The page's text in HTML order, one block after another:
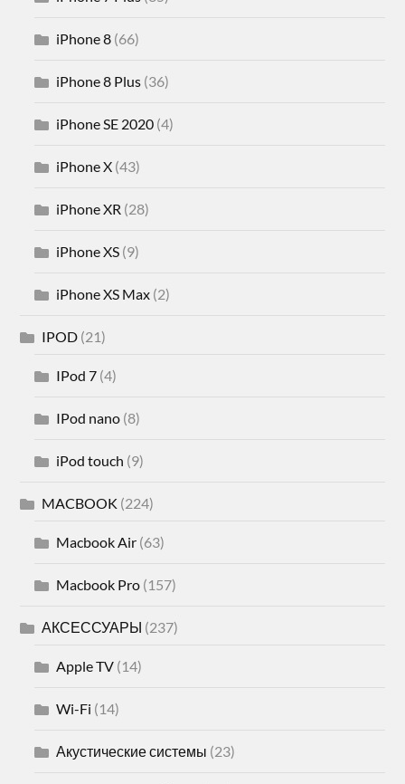
iPhone 8 (66)
iPhone 8 Plus (36)
iPhone SE 2020 (4)
iPhone X (43)
iPhone XR (28)
iPhone XS (9)
iPhone XS Max (2)
IPOD (21)
IPod 7 (4)
IPod nano (8)
iPod touch (9)
MACBOOK (224)
Macbook Air (63)
Macbook Pro (157)
АКСЕССУАРЫ (237)
Apple TV (14)
Wi-Fi (14)
Акустические системы (23)